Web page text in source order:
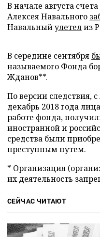
В начале августа
Алексея Навального
Навальныйулетелиз
В середине сентября
называемого Фонда
Жданов**.
По версии следствия,
декабрь 2018 года
работе фонда,
иностранной и
средства были
преступным путем.
* Организация
их деятельность
СЕЙЧАС ЧИТАЮТ